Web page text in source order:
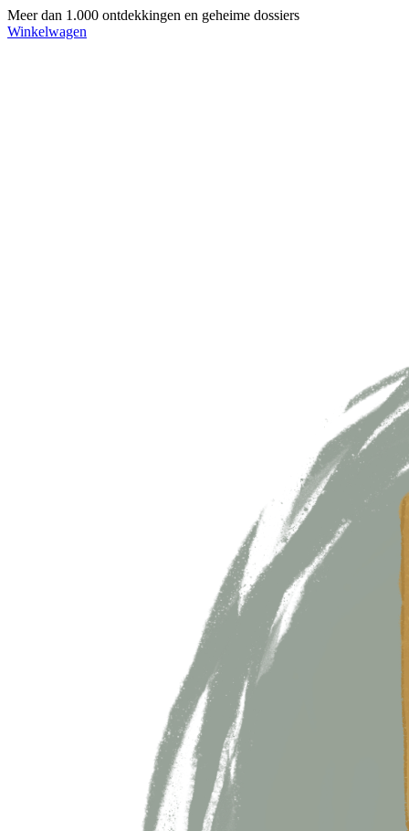
Meer dan 1.000 ontdekkingen en geheime dossiers
Winkelwagen